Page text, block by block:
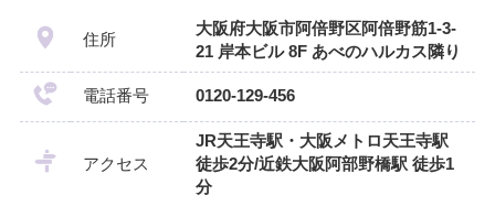
住所
大阪府大阪市阿倍野区阿倍野筋1-3-
21 岸本ビル 8F あべのハルカス隣り
電話番号 0120-129-456
アクセス
JR天王寺駅・大阪メトロ天王寺駅
徒歩2分/近鉄大阪阿部野橋駅 徒歩1
分